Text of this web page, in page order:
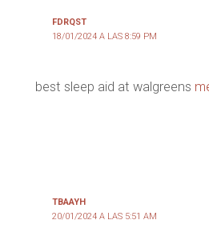
FDRQST
18/01/2024 A LAS 8:59 PM
best sleep aid at walgreens
TBAAYH
20/01/2024 A LAS 5:51 AM